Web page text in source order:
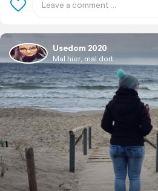
Usedom 2020
Mal hier, mal dort